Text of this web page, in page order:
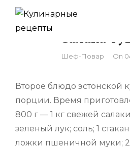
Skip
content
Салака
By
Шеф-Повар On
Второе блюдо эстонской
порции. Время
800 г — 1 кг свежей
зеленый лук; соль; 1 стакан
ложки пшеничной муки;